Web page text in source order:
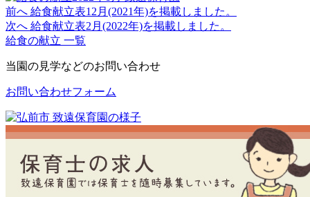
前へ 給食献立表12月(2021年)を掲載しました。
次へ 給食献立表2月(2022年)を掲載しました。
給食の献立 一覧
当園の見学などのお問い合わせ
お問い合わせフォーム